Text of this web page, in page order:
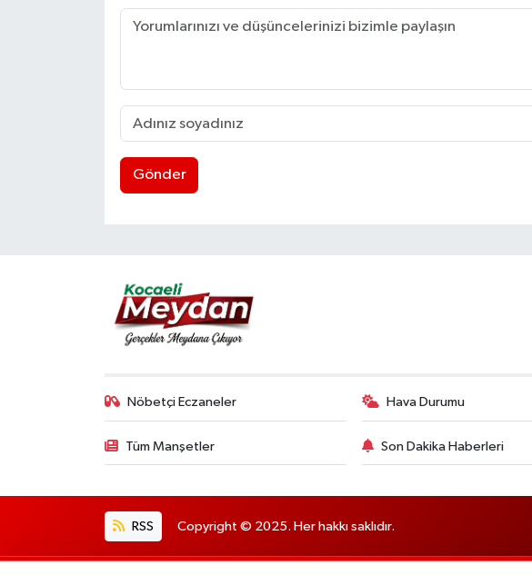
Gönder
Nöbetçi Eczaneler Hava Durumu
Tüm Manşetler Son Dakika Haberleri
RSS Copyright © 2025. Her hakkı saklıdır.